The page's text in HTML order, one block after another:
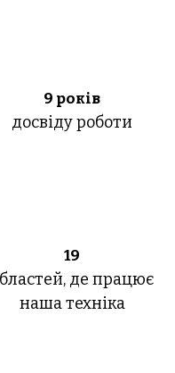
9 років
досвіду роботи
19
де працює
наша техніка